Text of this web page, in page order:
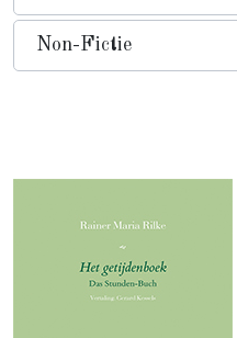
Non-Fictie